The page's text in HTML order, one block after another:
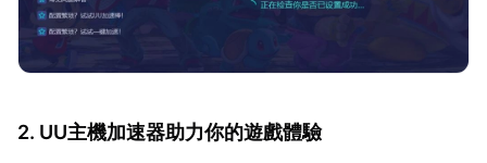
2. UU主機加速器助力你的遊戲體驗